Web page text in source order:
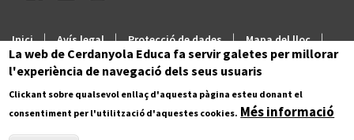
Inici | Avís legal | Protecció de dades | Mapa del lloc |
Accessibilitat
La web de Cerdanyola Educa fa servir galetes per millorar
l'experiència de navegació dels seus usuaris
Clickant sobre qualsevol enllaç d'aquesta pàgina esteu donant el
consentiment per l'utilització d'aquestes cookies. Més informació